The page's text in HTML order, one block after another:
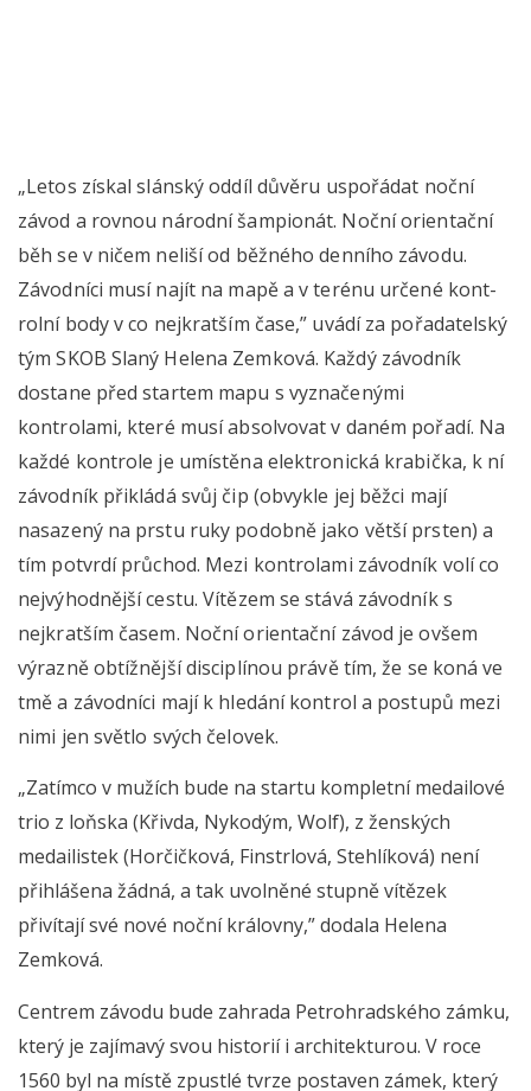
„Letos získal slánský oddíl důvěru uspořádat noční
závod a rovnou národní šampionát. Noční orientační
běh se v ničem neliší od běžného denního závodu.
Závodníci musí najít na mapě a v terénu určené kont-
rolní body v co nejkratším čase,” uvádí za pořadatelský
tým SKOB Slaný Helena Zemková. Každý závodník
dostane před startem mapu s vyznačenými
kontrolami, které musí absolvovat v daném pořadí. Na
každé kontrole je umístěna elektronická krabička, k ní
závodník přikládá svůj čip (obvykle jej běžci mají
nasazený na prstu ruky podobně jako větší prsten) a
tím potvrdí průchod. Mezi kontrolami závodník volí co
nejvýhodnější cestu. Vítězem se stává závodník s
nejkratším časem. Noční orientační závod je ovšem
výrazně obtížnější disciplínou právě tím, že se koná ve
tmě a závodníci mají k hledání kontrol a postupů mezi
nimi jen světlo svých čelovek.
„Zatímco v mužích bude na startu kompletní medailové
trio z loňska (Křivda, Nykodým, Wolf), z ženských
medailistek (Horčičková, Finstrlová, Stehlíková) není
přihlášena žádná, a tak uvolněné stupně vítězek
přivítají své nové noční královny,” dodala Helena
Zemková.
Centrem závodu bude zahrada Petrohradského zámku,
který je zajímavý svou historií i architekturou. V roce
1560 byl na místě zpustlé tvrze postaven zámek, který